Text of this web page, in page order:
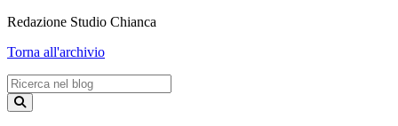
Redazione Studio Chianca
Torna all'archivio